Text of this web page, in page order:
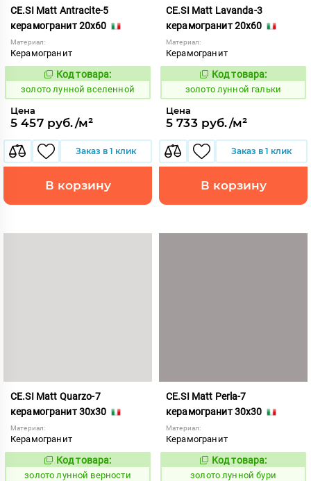
CE.SI Matt Antracite-5
керамогранит 20x60
Материал:
Керамогранит
521888
Код товара:
золото лунной вселенной
Цена
5 457 руб./м²
Заказ в 1 клик
В корзину
CE.SI Matt Lavanda-3
керамогранит 20x60
Материал:
Керамогранит
521890
Код товара:
золото лунной гальки
Цена
5 733 руб./м²
Заказ в 1 клик
В корзину
CE.SI Matt Quarzo-7
керамогранит 30x30
Материал:
Керамогранит
521881
Код товара:
золото лунной верности
CE.SI Matt Perla-7
керамогранит 30x30
Материал:
Керамогранит
521880
Код товара:
золото лунной бури